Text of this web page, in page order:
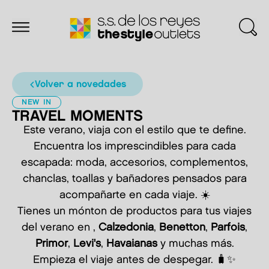
volver a novedades
NEW IN
TRAVEL MOMENTS
Este verano, viaja con el estilo que te define.
Encuentra los imprescindibles para cada
escapada: moda, accesorios, complementos,
chanclas, toallas y bañadores pensados para
acompañarte en cada viaje. ☀️
Tienes un mónton de productos para tus viajes
del verano en , Calzedonia, Benetton, Parfois,
Primor, Levi's, Havaianasy muchas más.
Empieza el viaje antes de despegar. 🧳✨